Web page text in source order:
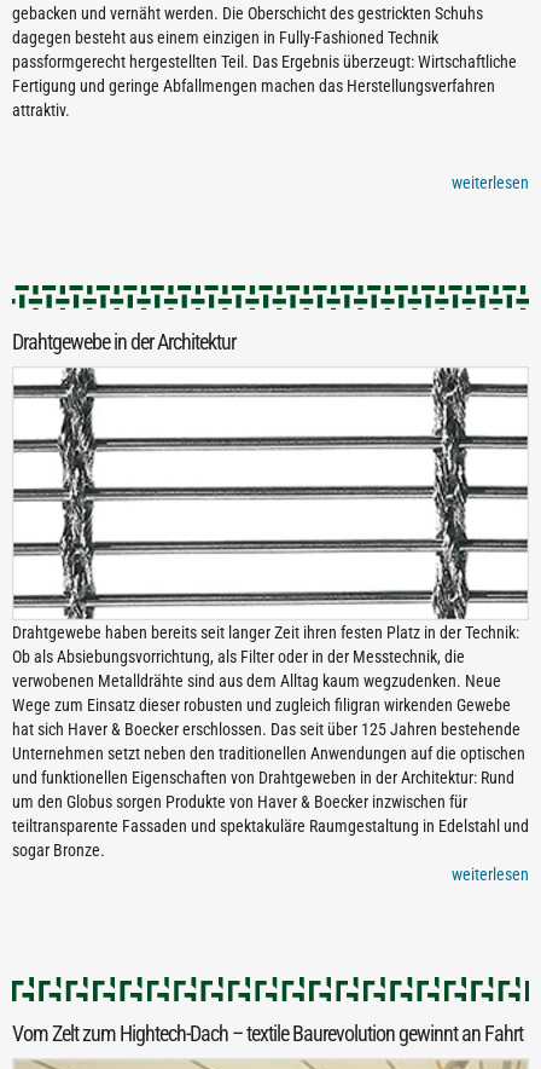
gebacken und vernäht werden. Die Oberschicht des gestrickten Schuhs
dagegen besteht aus einem einzigen in Fully-Fashioned Technik
passformgerecht hergestellten Teil. Das Ergebnis überzeugt: Wirtschaftliche
Fertigung und geringe Abfallmengen machen das Herstellungsverfahren
attraktiv.
weiterlesen
Drahtgewebe in der Architektur
Drahtgewebe haben bereits seit langer Zeit ihren festen Platz in der Technik:
Ob als Absiebungsvorrichtung, als Filter oder in der Messtechnik, die
verwobenen Metalldrähte sind aus dem Alltag kaum wegzudenken. Neue
Wege zum Einsatz dieser robusten und zugleich filigran wirkenden Gewebe
hat sich Haver & Boecker erschlossen. Das seit über 125 Jahren bestehende
Unternehmen setzt neben den traditionellen Anwendungen auf die optischen
und funktionellen Eigenschaften von Drahtgeweben in der Architektur: Rund
um den Globus sorgen Produkte von Haver & Boecker inzwischen für
teiltransparente Fassaden und spektakuläre Raumgestaltung in Edelstahl und
sogar Bronze.
weiterlesen
Vom Zelt zum Hightech-Dach – textile Baurevolution gewinnt an Fahrt